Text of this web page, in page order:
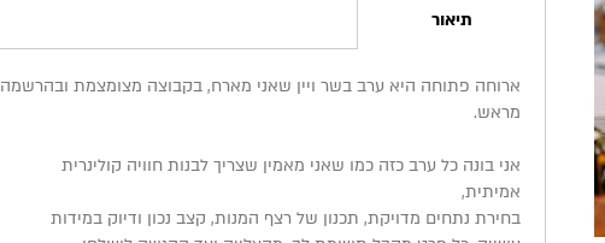
תיאור
ארוחה פתוחה היא ערב בשר ויין שאני מארח, בקבוצה מצומצמת ובהרשמה
מראש.
אני בונה כל ערב כזה כמו שאני מאמין שצריך לבנות חוויה קולינרית
אמיתית,
בחירת נתחים מדויקת, תכנון של רצף המנות, קצב נכון ודיוק במידות